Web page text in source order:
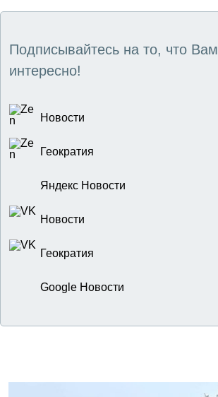
Подписывайтесь на то, что Вам
интересно!
Новости
Геократия
Яндекс Новости
Новости
Геократия
Google Новости